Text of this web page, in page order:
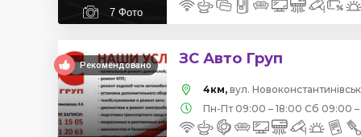
7 Фото
Рекомендовано ЗС Авто Груп
4км, вул.
Пн-Пт 09:00 – 18:00 Сб 09:00 –